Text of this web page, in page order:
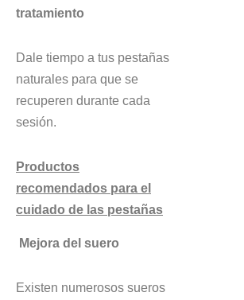
tratamiento
Dale tiempo a tus pestañas
naturales para que se
recuperen durante cada
sesión.
Productos
recomendados para el
cuidado de las pestañas
Mejora del suero
Existen numerosos sueros